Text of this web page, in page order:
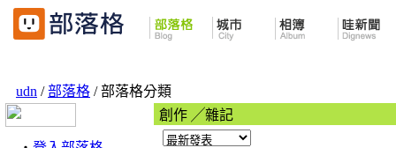
udn /部落格 / 部落格分類
創作 ╱雜記